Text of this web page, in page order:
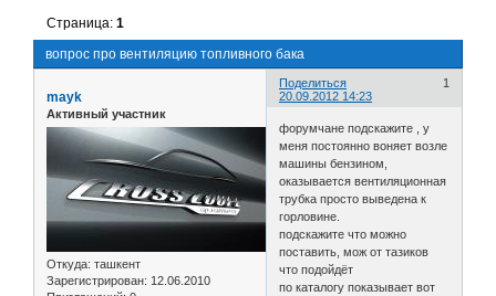
вопрос про вентиляцию топливного бака
Страница:1
Поделиться
1
20.09.2012 14:23
mayk
Активный участник
Откуда: ташкент
Зарегистрирован: 12.06.2010
форумчане подскажите , у
меня постоянно воняет возле
машины бензином,
оказывается вентиляционная
трубка просто выведена к
горловине.
подскажите что можно
поставить, мож от тазиков
что подойдёт
по каталогу показывает вот